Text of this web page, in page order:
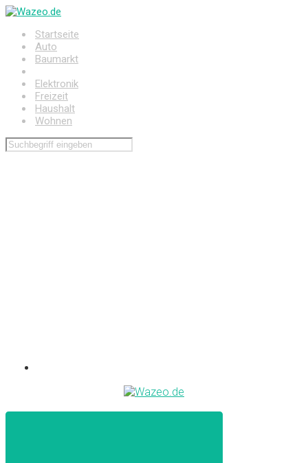
Zum
springenStartseite
Auto
Baumarkt
Elektronik
Freizeit
Haushalt
Wohnen